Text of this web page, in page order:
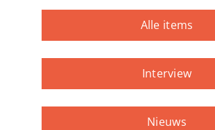
Alle items
Interview
Nieuws